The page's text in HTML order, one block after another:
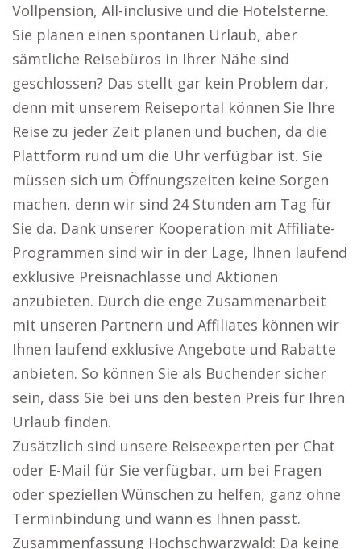
Vollpension, All-inclusive und die Hotelsterne.
Sie planen einen spontanen Urlaub, aber
sämtliche Reisebüros in Ihrer Nähe sind
geschlossen? Das stellt gar kein Problem dar,
denn mit unserem Reiseportal können Sie Ihre
Reise zu jeder Zeit planen und buchen, da die
Plattform rund um die Uhr verfügbar ist. Sie
müssen sich um Öffnungszeiten keine Sorgen
machen, denn wir sind 24 Stunden am Tag für
Sie da. Dank unserer Kooperation mit Affiliate-
Programmen sind wir in der Lage, Ihnen laufend
exklusive Preisnachlässe und Aktionen
anzubieten. Durch die enge Zusammenarbeit
mit unseren Partnern und Affiliates können wir
Ihnen laufend exklusive Angebote und Rabatte
anbieten. So können Sie als Buchender sicher
sein, dass Sie bei uns den besten Preis für Ihren
Urlaub finden.
Zusätzlich sind unsere Reiseexperten per Chat
oder E-Mail für Sie verfügbar, um bei Fragen
oder speziellen Wünschen zu helfen, ganz ohne
Terminbindung und wann es Ihnen passt.
Zusammenfassung Hochschwarzwald: Da keine